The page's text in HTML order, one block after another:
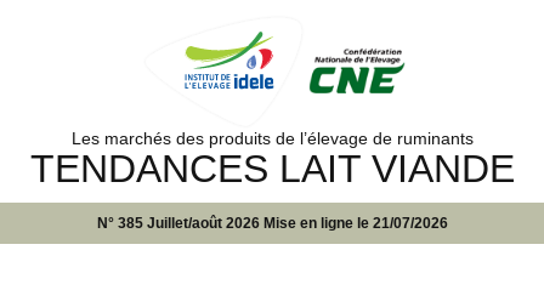
Les marchés des produits de l’élevage de ruminants
TENDANCES LAIT VIANDE
N° 385 Juillet/août 2026 Mise en ligne le 21/07/2026